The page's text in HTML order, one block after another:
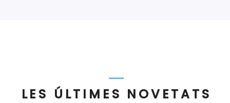
LES ÚLTIMES NOVETATS